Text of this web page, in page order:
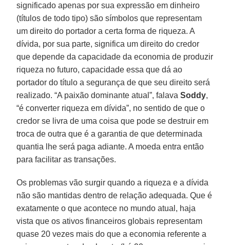
significado apenas por sua expressão em dinheiro
(títulos de todo tipo) são símbolos que representam
um direito do portador a certa forma de riqueza. A
dívida, por sua parte, significa um direito do credor
que depende da capacidade da economia de produzir
riqueza no futuro, capacidade essa que dá ao
portador do título a segurança de que seu direito será
realizado. “A paixão dominante atual”, falavaSoddy,
“é converter riqueza em dívida”, no sentido de que o
credor se livra de uma coisa que pode se destruir em
troca de outra que é a garantia de que determinada
quantia lhe será paga adiante. A moeda entra então
para facilitar as transações.
Os problemas vão surgir quando a riqueza e a dívida
não são mantidas dentro de relação adequada. Que é
exatamente o que acontece no mundo atual, haja
vista que os ativos financeiros globais representam
quase 20 vezes mais do que a economia referente a